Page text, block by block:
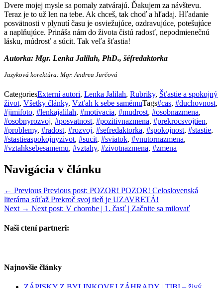
Dvere mojej mysle sa pomaly zatvárajú. Ďakujem za návštevu.
Teraz je to už len na tebe. Ak chceš, tak choď a hľadaj. Hľadanie
posvätnosti v plynutí času je osviežujúce, ozdravujúce, potešujúce
a naplňujúce. Prináša nám do života čistú radosť, nepodmienečnú
lásku, múdrosť a súcit. Tak veľa šťastia!
Autorka: Mgr. Lenka Jalilah, PhD., šéfredaktorka
Jazyková korektúra: Mgr. Andrea Jurčová
CategoriesExterní autori, Lenka Jalilah, Rubriky, Šťastie a spokojný
život, Všetky články, Vzťah k sebe samémuTags#cas, #duchovnost,
#jimifoto, #lenkajalilah, #motivacia, #mudrost, #osobnazmena,
#osobnyrozvoj, #posvatnost, #pozitivnazmena, #prekrocsvojtien,
#problemy, #radost, #rozvoj, #sefredaktorka, #spokojnost, #stastie,
#stastieaspokojnyzivot, #sucit, #sviatok, #vnutornazmena,
#vztahksebesamemu, #vztahy, #zivotnazmena, #zmena
Navigácia v článku
← Previous Previous post: POZOR! POZOR! Celoslovenská
literárna súťaž Prekroč svoj tieň je UZAVRETÁ!
Next → Next post: V chorobe | 1. časť | Začnite sa milovať
Naši ctení partneri:
Najnovšie články